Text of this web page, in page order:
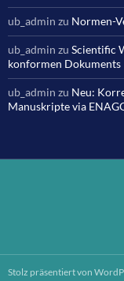
ub_admin zu Normen-
ub_admin zu Scientific
konformen Dokuments
ub_admin zu Neu:
Manuskripte via
Stolz präsentiert von